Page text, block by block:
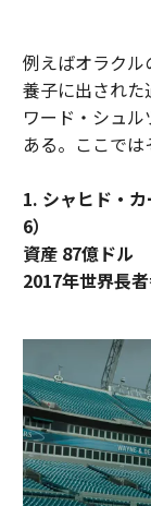
例えばオラクル
養子に出された
ワード・シュ
ある。ここでは
1. シャヒド・
6）
資産 87億ドル
2017年世界長